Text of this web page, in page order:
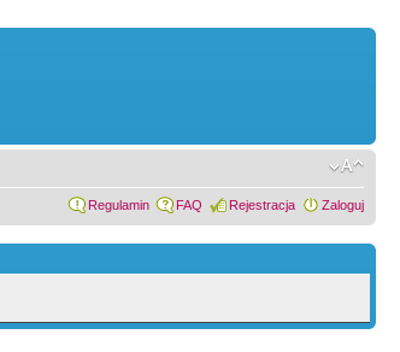
Regulamin FAQ Rejestracja Zaloguj